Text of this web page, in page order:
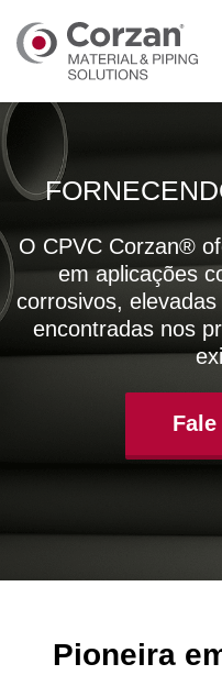
O CPVC Corzan®
em aplicações
corrosivos,
encontradas nos
Pioneira